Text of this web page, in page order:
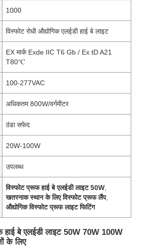
1000
विस्फोट रोधी औद्योगिक एलईडी हाई बे लाइट
EX मार्क Exde IIC T6 Gb / Ex tD A21
T80℃
100-277VAC
अधिकतम 800W/वर्गमीटर
ठंडा सफेद
20W-100W
उपलब्ध
विस्फोट प्रूफ हाई बे एलईडी लाइट 50W
खतरनाक स्थान के लिए विस्फोट प्रूफ लैंप,
औद्योगिक विस्फोट प्रूफ लाइट फिटिंग
हाई बे एलईडी लाइट 50W 70W 100W
के लिए